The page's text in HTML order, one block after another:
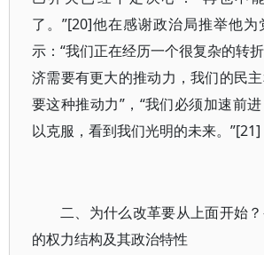
了。”[20]他在感谢政治局推举他
示：“我们正在经历一个很复杂的转
济需要有更大的推动力，我们的民
要这种推动力”，“我们必须加速前
以克服，看到我们光明的未来。”[21]
二、为什么改革要从上面开始
的权力结构及其政治特性